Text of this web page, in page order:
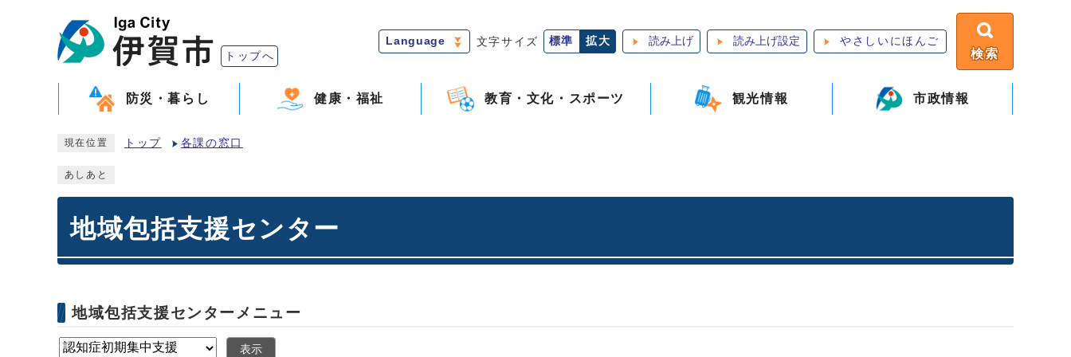
トップへ
Language 文字サイズ 標準 拡大 読み上げ 読み上げ設定 やさしいにほんご
検索
防災・暮らし 健康・福祉 教育・文化・スポーツ 観光情報 市政情報
現在位置 トップ 各課の窓口
あしあと
地域包括支援センター
地域包括支援センターメニュー
表示